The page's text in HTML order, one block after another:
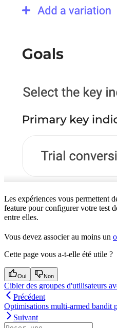
Les expériences vous permettent
feature pour configurer votre test
entre elles.
Vous devez associer au moins un
Cette page vous a-t-elle été utile ?
Oui Non
Cibler des groupes d'utilisateurs
Précédent
Optimisations multi-armed bandit
Suivant